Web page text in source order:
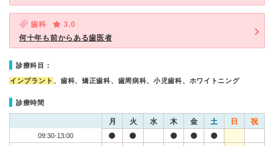
歯科
3.0
何十年も前からある歯医者
診療科目：
インプラント 、歯科、矯正歯科、歯周病科、小児歯科、ホワイトニング
診療時間
月 火 水 木 金 土 日 祝
09:30-13:00